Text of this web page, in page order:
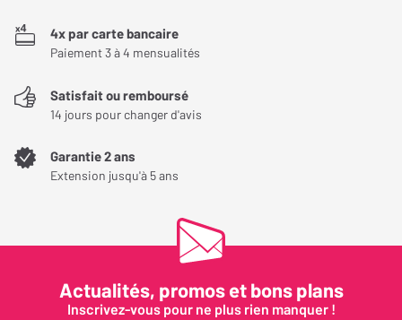
4x par carte bancaire
Paiement 3 à 4 mensualités
Satisfait ou remboursé
14 jours pour changer d'avis
Garantie 2 ans
Extension jusqu'à 5 ans
Actualités, promos et bons plans
Inscrivez-vous pour ne plus rien manquer !